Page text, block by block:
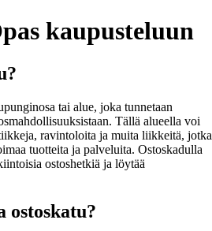
kaupusteluun
tai alue, joka tunnetaan
Tällä alueella voi
ravintoloita ja muita liikkeitä, jotka
tuotteita ja palveluita. Ostoskadulla
ostoshetkiä ja löytää
ostoskatu?